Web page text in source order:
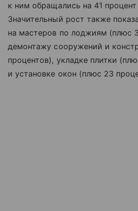
к ним обращались на 41
Значительный рост также
на мастеров по лоджиям (плюс
демонтажу сооружений и
процентов), укладке плитки
и установке окон (плюс 23